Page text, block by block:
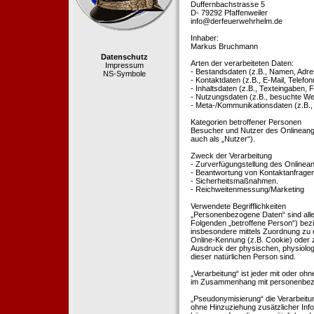
Datenschutz
Impressum
NS-Symbole
Duffernbachstrasse 5
D- 79292 Pfaffenweiler
info@derfeuerwehrhelm.de
Inhaber:
Markus Bruchmann
Arten der verarbeiteten Daten:
- Bestandsdaten (z.B., Namen,
- Kontaktdaten (z.B., E-Mail,
- Inhaltsdaten (z.B., Texteingaben,
- Nutzungsdaten (z.B., besuchte
- Meta-/Kommunikationsdaten
Kategorien betroffener Personen
Besucher und Nutzer des
auch als „Nutzer“).
Zweck der Verarbeitung
- Zurverfügungstellung des
- Beantwortung von
- Sicherheitsmaßnahmen.
- Reichweitenmessung/Marketing
Verwendete Begrifflichkeiten
„Personenbezogene Daten“ sind
Folgenden „betroffene Person“)
insbesondere mittels Zuordnung zu
Online-Kennung (z.B. Cookie) oder
Ausdruck der physischen,
dieser natürlichen Person sind.
„Verarbeitung“ ist jeder mit oder
im Zusammenhang mit
„Pseudonymisierung“ die
ohne Hinzuziehung zusätzlicher